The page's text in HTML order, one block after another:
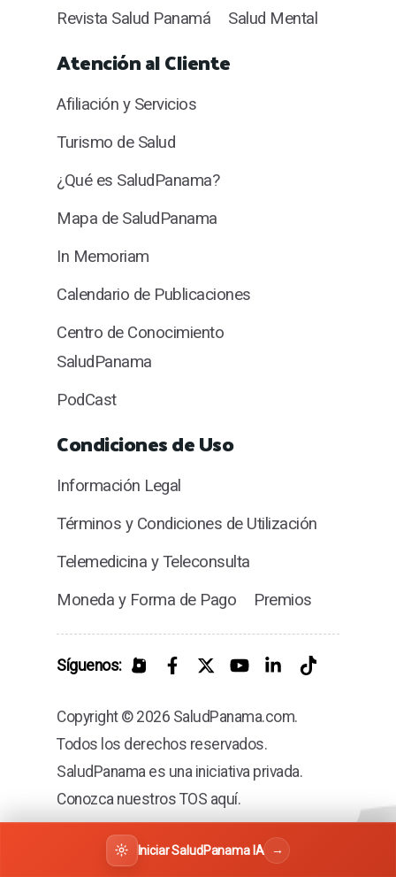
Revista Salud Panamá
Salud Mental
Atención al Cliente
Afiliación y Servicios
Turismo de Salud
¿Qué es SaludPanama?
Mapa de SaludPanama
In Memoriam
Calendario de Publicaciones
Centro de Conocimiento
SaludPanama
PodCast
Condiciones de Uso
Información Legal
Términos y Condiciones de Utilización
Telemedicina y Teleconsulta
Moneda y Forma de Pago
Premios
Síguenos:
Copyright © 2026 SaludPanama.com.
Todos los derechos reservados.
SaludPanama es una iniciativa privada.
Conozca nuestros TOS aquí.
Iniciar SaludPanama IA →